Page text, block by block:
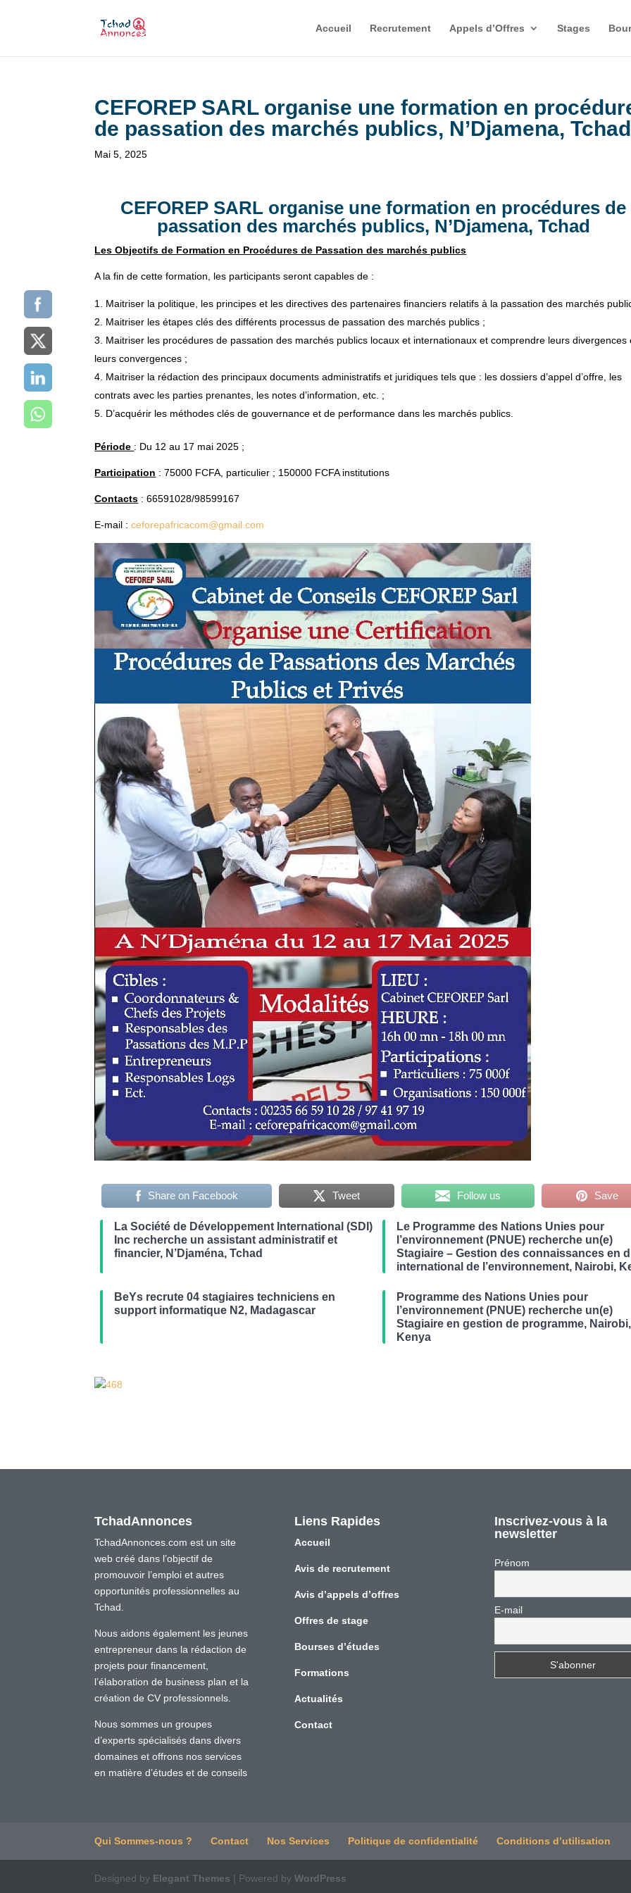
Accueil Recrutement Appels d’Offres Stages
CEFOREP SARL organise une formation en
de passation des marchés publics, N’Djamena, Tchad
Mai 5, 2025
CEFOREP SARL organise une formation en procédures de
passation des marchés publics, N’Djamena, Tchad
Les Objectifs de Formation en Procédures de Passation des marchés publics
A la fin de cette formation, les participants seront capables de :
Maitriser la politique, les principes et les directives des partenaires financiers relatifs à la passation des marchés
Maitriser les étapes clés des différents processus de passation des marchés publics ;
Maitriser les procédures de passation des marchés publics locaux et internationaux et comprendre leurs divergences
leurs convergences ;
Maitriser la rédaction des principaux documents administratifs et juridiques tels que : les dossiers d’appel d’offre, les
contrats avec les parties prenantes, les notes d’information, etc. ;
D’acquérir les méthodes clés de gouvernance et de performance dans les marchés publics.
Période : Du 12 au 17 mai 2025 ;
Participation : 75000 FCFA, particulier ; 150000 FCFA institutions
Contacts : 66591028/98599167
E-mail :ceforepafricacom@gmail.com
Share on Facebook Tweet Follow us Save
La Société de Développement International (SDI)
Inc recherche un assistant administratif et
financier, N’Djaména, Tchad
Le Programme des Nations Unies pour
l’environnement (PNUE) recherche un(e)
Stagiaire – Gestion des connaissances en
international de l’environnement, Nairobi,
BeYs recrute 04 stagiaires techniciens en
support informatique N2, Madagascar
Programme des Nations Unies pour
l’environnement (PNUE) recherche un(e)
Stagiaire en gestion de programme, Nairobi,
Kenya
TchadAnnonces
TchadAnnonces.com est un site
web créé dans l’objectif de
promouvoir l’emploi et autres
opportunités professionnelles au
Tchad.
Nous aidons également les jeunes
entrepreneur dans la rédaction de
projets pour financement,
l’élaboration de business plan et la
création de CV professionnels.
Nous sommes un groupes
d’experts spécialisés dans divers
domaines et offrons nos services
en matière d’études et de conseils
Liens Rapides
Accueil
Avis de recrutement
Avis d’appels d’offres
Offres de stage
Bourses d’études
Formations
Actualités
Contact
Inscrivez-vous à la
newsletter
Prénom
E-mail
Qui Sommes-nous ? Contact Nos Services Politique de confidentialité Conditions d’utilisation
Designed by Elegant Themes | Powered byWordPress